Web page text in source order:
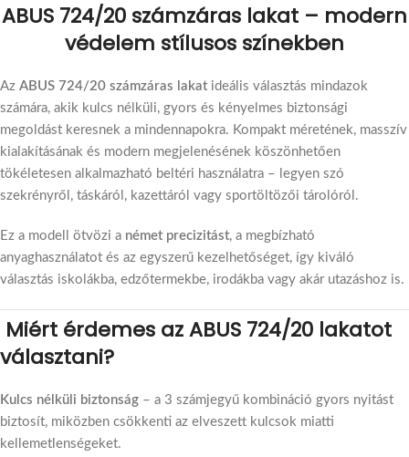
ABUS 724/20 számzáras lakat – modern
védelem stílusos színekben
Az ABUS 724/20 számzáras lakatideális választás mindazok
számára, akik kulcs nélküli, gyors és kényelmes biztonsági
megoldást keresnek a mindennapokra. Kompakt méretének, masszív
kialakításának és modern megjelenésének köszönhetően
tökéletesen alkalmazható beltéri használatra – legyen szó
szekrényről, táskáról, kazettáról vagy sportöltözői tárolóról.
Ez a modell ötvözi a német precizitást, a megbízható
anyaghasználatot és az egyszerű kezelhetőséget, így kiváló
választás iskolákba, edzőtermekbe, irodákba vagy akár utazáshoz is.
Miért érdemes az ABUS 724/20 lakatot
választani?
Kulcs nélküli biztonság – a 3 számjegyű kombináció gyors nyitást
biztosít, miközben csökkenti az elveszett kulcsok miatti
kellemetlenségeket.